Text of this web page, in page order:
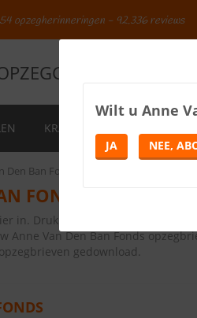
opzegherinneringen - 92.336 reviews
KRANTEN
Den Ban Fonds
FONDS OPZEGGEN
in. Druk vervolgens op de knop
Anne Van Den Ban Fonds
gedownload.
Wilt u Anne
JA NEE,